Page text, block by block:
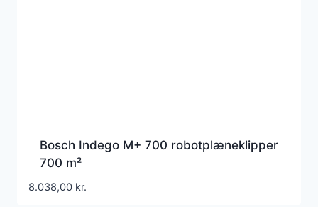
Bosch Indego M+ 700 robotplæneklipper
700 m²
8.038,00 kr.